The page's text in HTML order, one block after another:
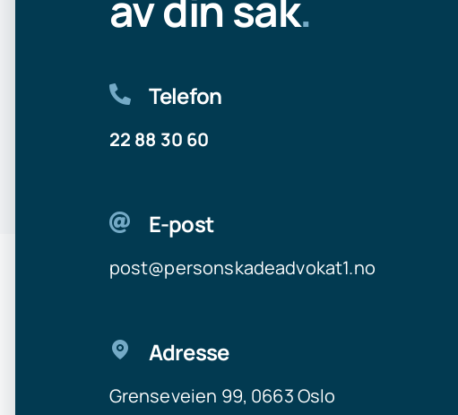
Telefon
22 88 30 60
E-post
post@personskadeadvokat1.no
Adresse
Grenseveien 99, 0663 Oslo